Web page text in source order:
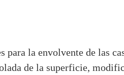
la envolvente de las
de la superficie,